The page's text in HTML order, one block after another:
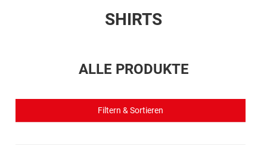
SHIRTS
ALLE PRODUKTE
Filtern & Sortieren